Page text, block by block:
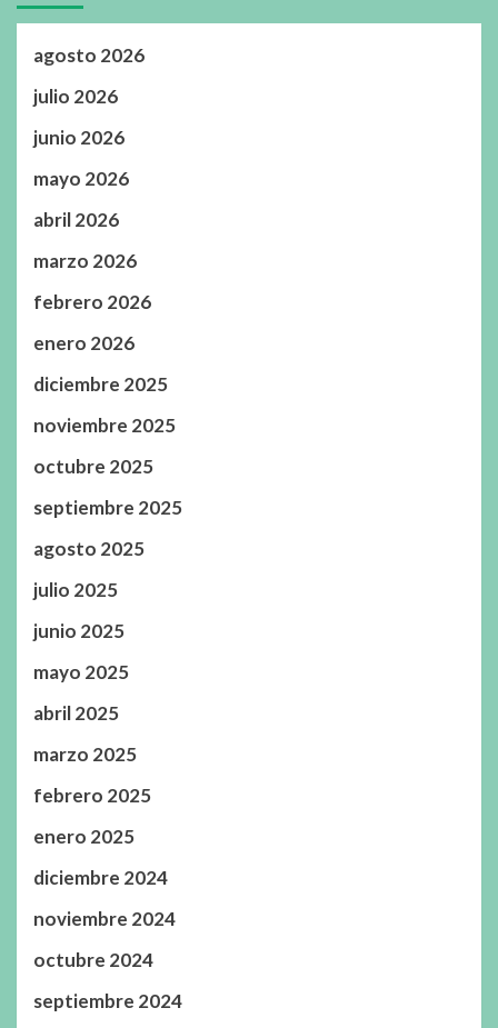
agosto 2026
julio 2026
junio 2026
mayo 2026
abril 2026
marzo 2026
febrero 2026
enero 2026
diciembre 2025
noviembre 2025
octubre 2025
septiembre 2025
agosto 2025
julio 2025
junio 2025
mayo 2025
abril 2025
marzo 2025
febrero 2025
enero 2025
diciembre 2024
noviembre 2024
octubre 2024
septiembre 2024